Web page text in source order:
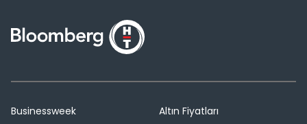
Businessweek
Altın Fiyatları